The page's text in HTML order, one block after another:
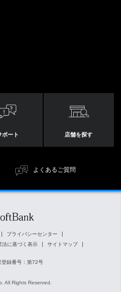
ポート 店舗を探す
よくあるご質問
プライバシーセンター
法に基づく表示 サイトマップ
登録番号：第72号
All Rights Reserved.